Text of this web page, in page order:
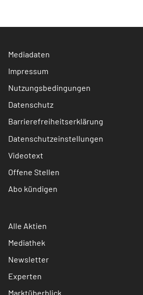
Mediadaten
Impressum
Nutzungsbedingungen
Datenschutz
Barrierefreiheitserklärung
Datenschutzeinstellungen
Videotext
Offene Stellen
Abo kündigen
Alle Aktien
Mediathek
Newsletter
Experten
Marktüberblick